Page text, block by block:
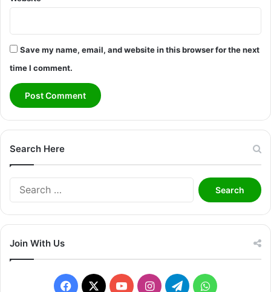
Save my name, email, and website in this browser for the next
time I comment.
Search Here
Search
for:
Join With Us
Facebook
X YouTubeInstagram
TelegramWhatsApp